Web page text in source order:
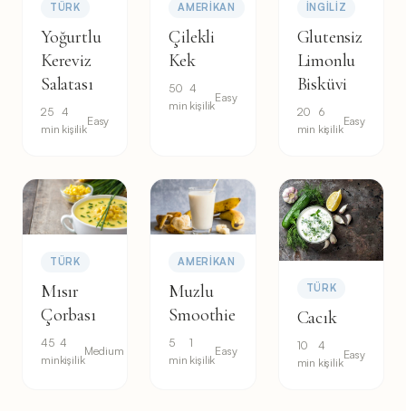
TÜRK
Yoğurtlu
Kereviz
Salatası
25
min
4
kişilik
Easy
AMERIKAN
Çilekli
Kek
50
min
4
kişilik
Easy
İNGILIZ
Glutensiz
Limonlu
Bisküvi
20
min
6
kişilik
Easy
TÜRK
Mısır
Çorbası
45
min
4
kişilik
Medium
AMERIKAN
Muzlu
Smoothie
5
min
1
kişilik
Easy
TÜRK
Cacık
10
min
4
kişilik
Easy